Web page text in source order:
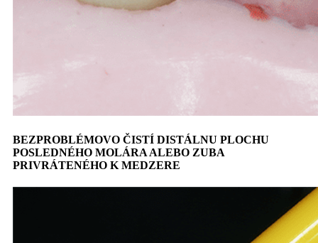
BEZPROBLÉMOVO ČISTÍ DISTÁLNU PLOCHU
POSLEDNÉHO MOLÁRA ALEBO ZUBA
PRIVRÁTENÉHO K MEDZERE